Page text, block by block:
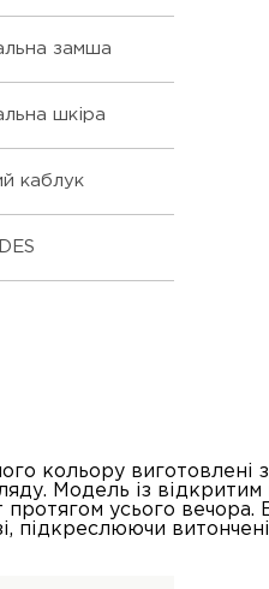
замша
шкіра
каблук
кольору виготовлені
Модель із
усього вечора.
підкреслюючи